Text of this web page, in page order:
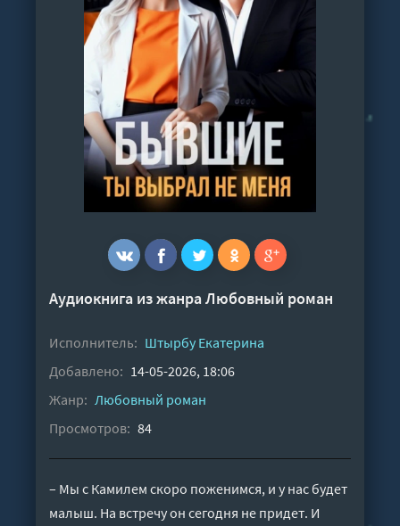
Аудиокнига из жанраЛюбовный роман
Исполнитель: Штырбу Екатерина
Добавлено: 14-05-2026, 18:06
Жанр: Любовный роман
Просмотров: 84
– Мы с Камилем скоро поженимся, и у нас будет
малыш. На встречу он сегодня не придет. И